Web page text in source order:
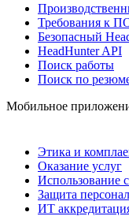
Требования к
Безопасный
HeadHunter API
Поиск работы
Поиск по
Мобильное
Этика и
Оказание услуг
Использование
Защита
ИТ